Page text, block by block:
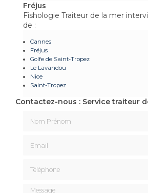
Fréjus
Fishologie Traiteur de la mer
de :
Cannes
Fréjus
Golfe de Saint-Tropez
Le Lavandou
Nice
Saint-Tropez
Contactez-nous : Service traiteur
Message